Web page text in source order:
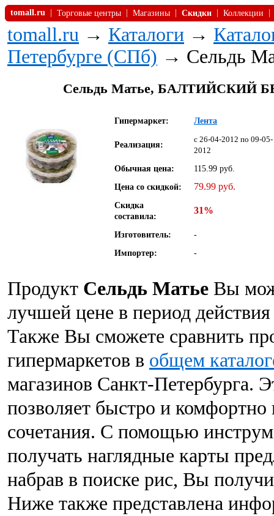
tomall.ru Торговые центры Магазины Скидки Коллекции
tomall.ru → Каталоги →
Петербурге (СПб) → Сельдь
Сельдь Матье, БАЛТИЙСКИЙ
Гипермаркет: Лента
Реализация:
c 26-04-2012 по 09-05-
2012
Обычная цена:
115.99 руб.
Цена со скидкой:
79.99 руб.
Скидка
составила:
31%
Изготовитель:
-
Импортер:
-
Продукт Сельдь Матье Вы
лучшей цене в период
Также Вы сможете сравнить
гипермаркетов в общем
магазинов Санкт-Петербурга.
позволяет быстро и
сочетания. С помощью
получать наглядные карты
набрав в поиске рис, Вы
Ниже также представлена